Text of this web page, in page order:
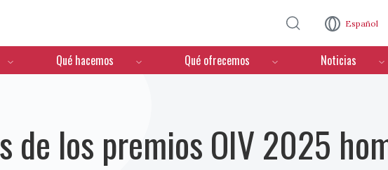
Español
Qué hacemos Qué ofrecemos Noticias
de los premios OIV 2025